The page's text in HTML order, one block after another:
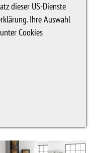
Bosch den Alltag ein
Helfer, die stets
erfüllten. Seit etwa
die Zeit zu schenken, die
verbessern.
dieser US-Dienste
. Ihre Auswahl
unterCookies